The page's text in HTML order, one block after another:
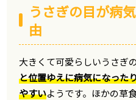
うさぎの目が病
由
大きくて可愛らしいうさぎ
と位置ゆえに病気になった
やすいようです。ほかの草